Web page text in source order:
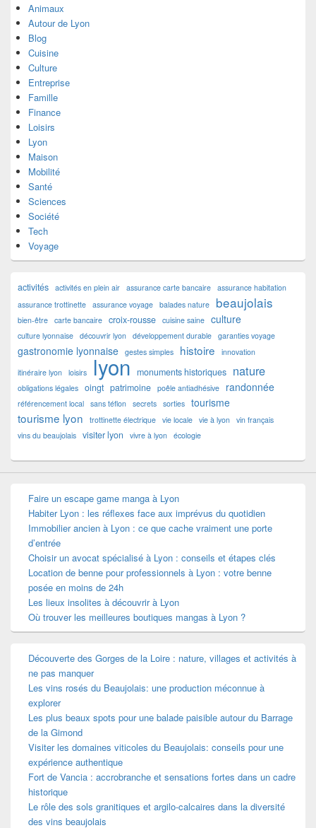
Animaux
Autour de Lyon
Blog
Cuisine
Culture
Entreprise
Famille
Finance
Loisirs
Lyon
Maison
Mobilité
Santé
Sciences
Société
Tech
Voyage
activités activités en plein air assurance carte bancaire assurance habitation
assurance trottinette assurance voyage balades nature beaujolais
bien-être carte bancaire croix-rousse cuisine saine culture
culture lyonnaise découvrir lyon développement durable garanties voyage
gastronomie lyonnaise gestes simples histoire
innovation
itinéraire lyon loisirs lyon monuments historiques nature
obligations légales oingt patrimoine poêle antiadhésive randonnée
référencement local sans téflon secrets sorties tourisme
tourisme lyon trottinette électrique vie locale vie à lyon vin français
vins du beaujolais visiter lyon vivre à lyon écologie
Faire un escape game manga à Lyon
Habiter Lyon : les réflexes face aux imprévus du quotidien
Immobilier ancien à Lyon : ce que cache vraiment une porte
d’entrée
Choisir un avocat spécialisé à Lyon : conseils et étapes clés
Location de benne pour professionnels à Lyon : votre benne
posée en moins de 24h
Les lieux insolites à découvrir à Lyon
Où trouver les meilleures boutiques mangas à Lyon ?
Découverte des Gorges de la Loire : nature, villages et activités à
ne pas manquer
Les vins rosés du Beaujolais: une production méconnue à
explorer
Les plus beaux spots pour une balade paisible autour du Barrage
de la Gimond
Visiter les domaines viticoles du Beaujolais: conseils pour une
expérience authentique
Fort de Vancia : accrobranche et sensations fortes dans un cadre
historique
Le rôle des sols granitiques et argilo-calcaires dans la diversité
des vins beaujolais